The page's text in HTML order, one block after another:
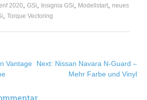
2020, GSi, Insignia GSi, Modellstart, neues
, Torque Vectoring
Vantage
Next: Nissan Navara N-Guard –
Mehr Farbe und Vinyl